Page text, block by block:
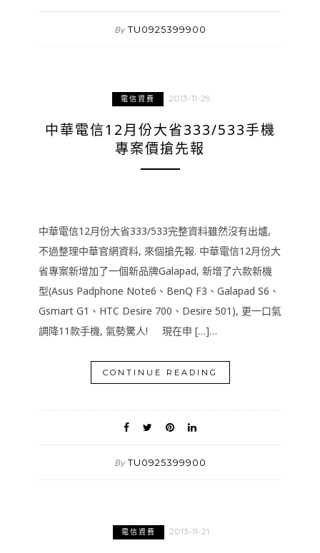
By TU0925399900
電信資費 2013-11-29
中華電信12月份大省333/533手機
專案價搶先報
中華電信12月份大省333/533完整資料雖然沒有出爐,
不過整理中華官網資料, 來個搶先報. 中華電信12月份大
省專案新增加了一個新品牌Galapad, 新增了六款新機
型(Asus Padphone Note6、BenQ F3、Galapad S6、
Gsmart G1、HTC Desire 700、Desire 501), 更一口氣
調降11款手機, 氣勢驚人! 現在申 […]…
CONTINUE READING
By TU0925399900
電信資費 2013-11-21